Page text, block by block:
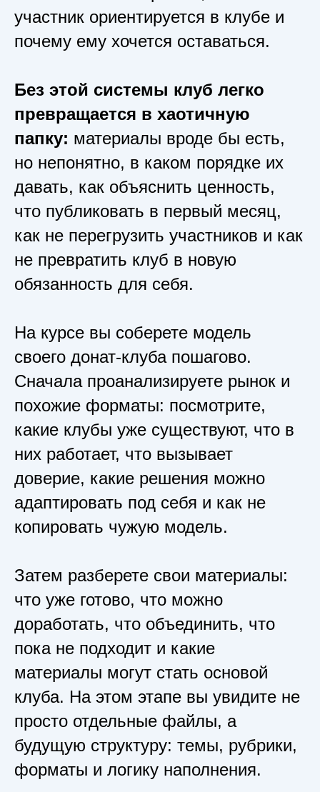
участник ориентируется в клубе и
почему ему хочется оставаться.
Без этой системы клуб легко
превращается в хаотичную
папку: материалы вроде бы есть,
но непонятно, в каком порядке их
давать, как объяснить ценность,
что публиковать в первый месяц,
как не перегрузить участников и как
не превратить клуб в новую
обязанность для себя.
На курсе вы соберете модель
своего донат-клуба пошагово.
Сначала проанализируете рынок и
похожие форматы: посмотрите,
какие клубы уже существуют, что в
них работает, что вызывает
доверие, какие решения можно
адаптировать под себя и как не
копировать чужую модель.
Затем разберете свои материалы:
что уже готово, что можно
доработать, что объединить, что
пока не подходит и какие
материалы могут стать основой
клуба. На этом этапе вы увидите не
просто отдельные файлы, а
будущую структуру: темы, рубрики,
форматы и логику наполнения.